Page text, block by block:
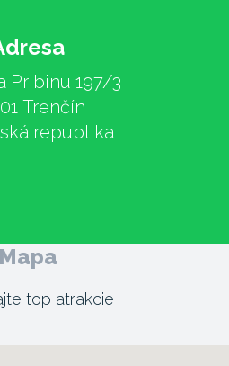
Pribinu 197/3
01 Trenčín
republika
Mapa
top atrakcie